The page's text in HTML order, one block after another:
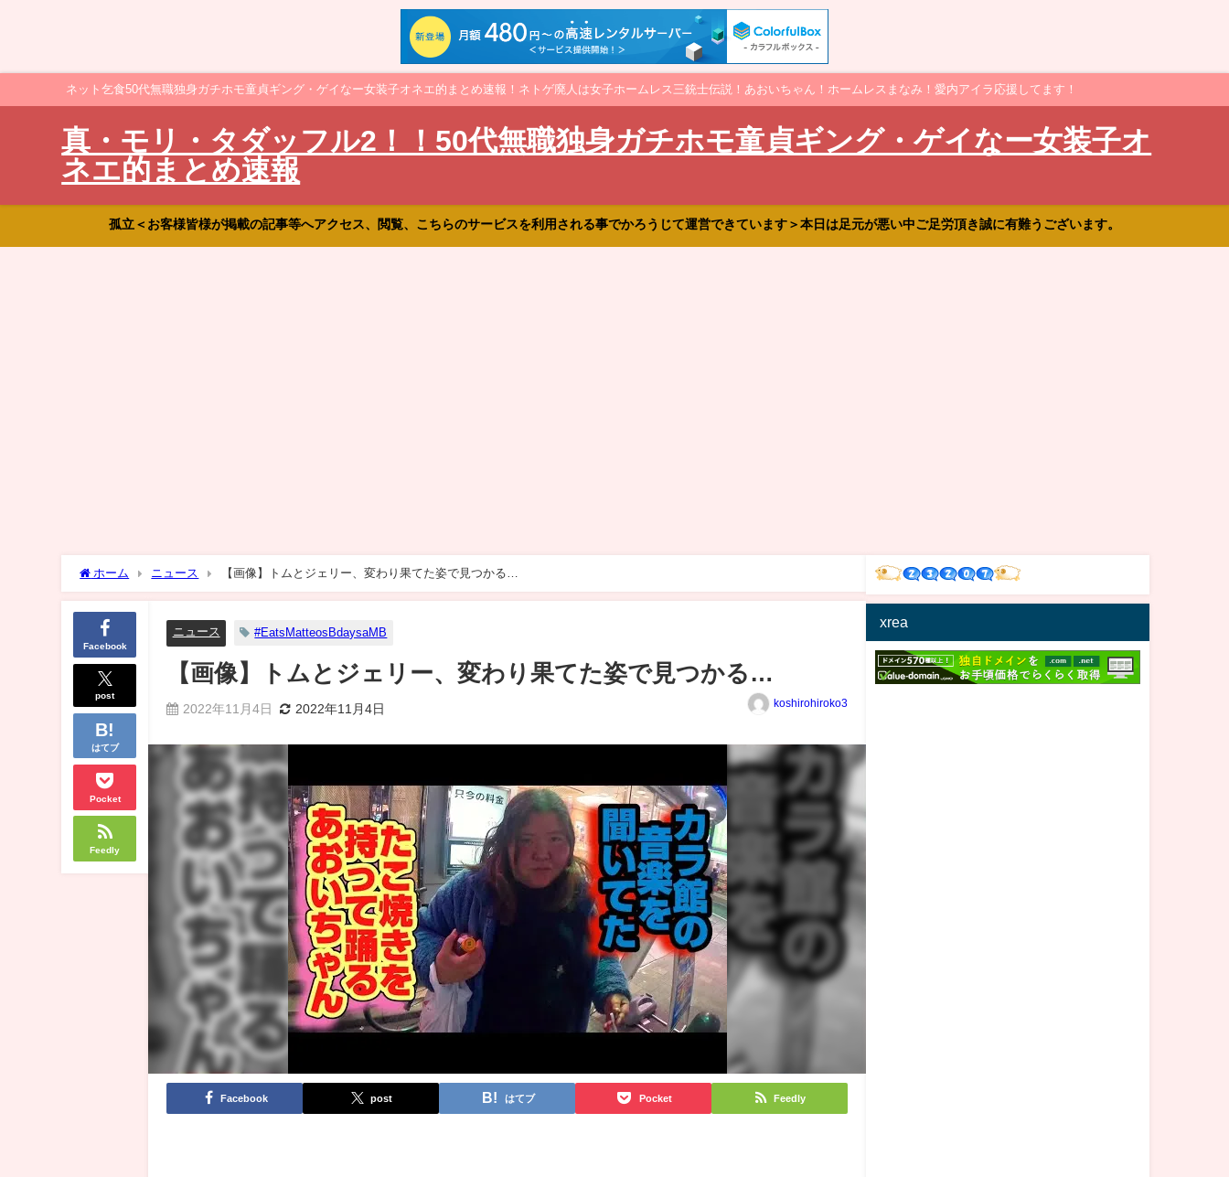
ネット乞食50代無職独身ガチホモ童貞ギング・ゲイなー女装子オネエ的まとめ速報！ネトゲ廃人は女子ホームレス三銃士伝説！あおいちゃん！ホームレスまなみ！愛内アイラ応援してます！
真・モリ・タダッフル2！！50代無職独身ガチホモ童貞ギング・ゲイなー女装子オ
ネエ的まとめ速報
孤立＜お客様皆様が掲載の記事等へアクセス、閲覧、こちらのサービスを利用される事でかろうじて運営できています＞本日は足元が悪い中ご足労頂き誠に有難うございます。
ホーム ニュース 【画像】トムとジェリー、変わり果てた姿で見つかる…
Facebook
post
はてブ
Pocket
Feedly
ニュース #EatsMatteosBdaysaMB
【画像】トムとジェリー、変わり果てた姿で見つかる…
2022年11月4日 2022年11月4日 koshirohiroko3
Facebook post はてブ Pocket Feedly
xrea